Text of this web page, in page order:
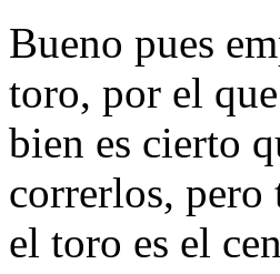
Bueno pues
toro, por el
bien es cierto
correrlos, pero
el toro es el